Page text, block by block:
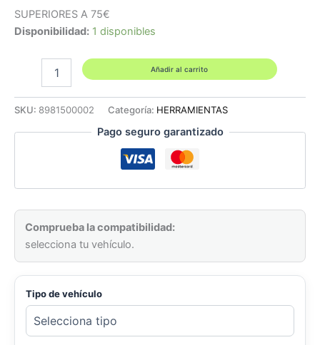
SUPERIORES A 75€
Disponibilidad: 1 disponibles
-
cantidad
Añadir al carrito
SKU: 8981500002 Categoría: HERRAMIENTAS
Pago seguro garantizado
Comprueba la compatibilidad:
selecciona tu vehículo.
Tipo de vehículo